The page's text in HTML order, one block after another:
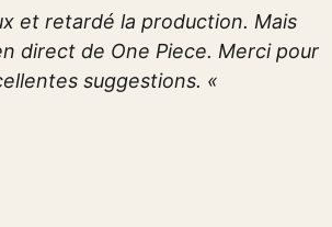
et retardé la production. Mais
direct de One Piece. Merci pour
suggestions. «